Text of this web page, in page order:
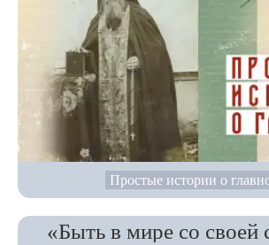
Простые истории о
«Быть в мире со своей